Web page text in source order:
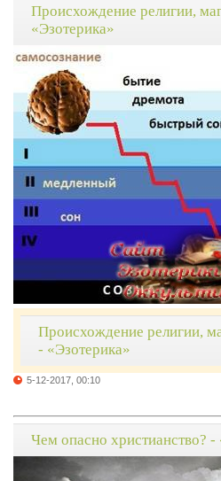
Происхождение религии,
«Эзотерика»
Происхождение религии,
- «Эзотерика»
5-12-2017, 00:10
Чем опасно христианство? -